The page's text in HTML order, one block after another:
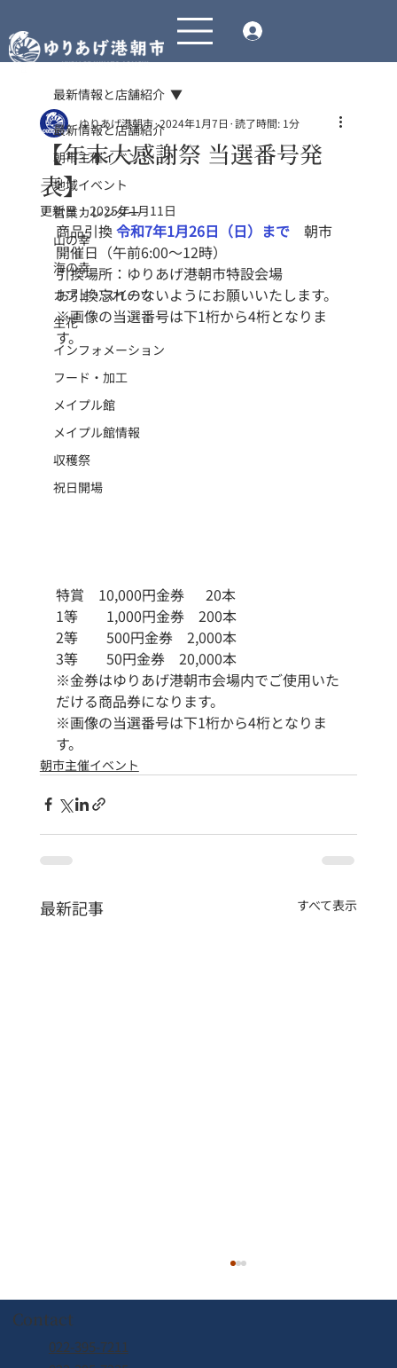
最新情報と店舗紹介
朝市主催イベント
地域イベント
営業カレンダー
山の幸
海の幸
カフェ・スイーツ
生花
インフォメーション
フード・加工
メイプル館
メイプル館情報
収穫祭
祝日開場
最新情報と店舗紹介
【年末大感謝祭 当選番号発
表】
ゆりあげ港朝市 2024年1月7日 読了時間: 1分
更新日：2025年1月11日
商品引換 令和7年1月26日 （日）まで 朝市
開催日（午前6:00〜12時）
引換場所：ゆりあげ港朝市特設会場
お引換忘れのないようにお願いいたします。
※画像の当選番号は下1桁から4桁となりま
す。
特賞　10,000円金券 　 20本
1等　　1,000円金券　200本
2等　　500円金券　2,000本
3等　　50円金券　20,000本
※金券はゆりあげ港朝市会場内でご使用いた
だける商品券になります。
※画像の当選番号は下1桁から4桁となりま
す。
朝市主催イベント
最新記事 すべて表示
Contact
022-395-7211